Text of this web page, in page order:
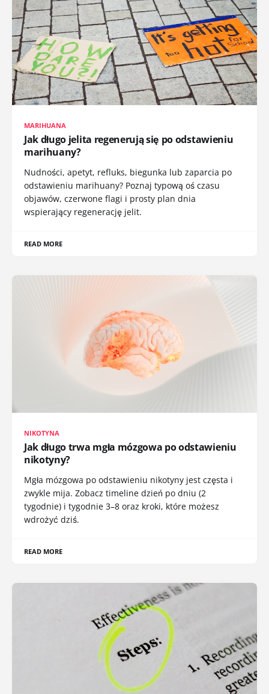
MARIHUANA
Jak długo jelita regenerują się po odstawieniu
marihuany?
Nudności, apetyt, refluks, biegunka lub zaparcia po
odstawieniu marihuany? Poznaj typową oś czasu
objawów, czerwone flagi i prosty plan dnia
wspierający regenerację jelit.
READ MORE
NIKOTYNA
Jak długo trwa mgła mózgowa po odstawieniu
nikotyny?
Mgła mózgowa po odstawieniu nikotyny jest częsta i
zwykle mija. Zobacz timeline dzień po dniu (2
tygodnie) i tygodnie 3–8 oraz kroki, które możesz
wdrożyć dziś.
READ MORE